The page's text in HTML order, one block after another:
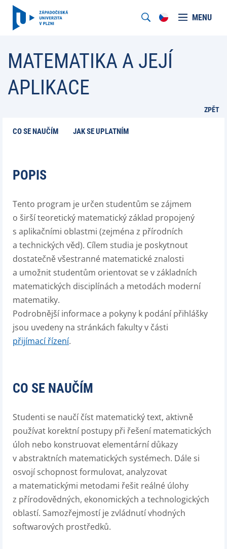
MENU
MATEMATIKA A JEJÍ
APLIKACE
ZPĚT
CO SE NAUČÍM JAK SE UPLATNÍM
POPIS
Tento program je určen studentům se zájmem
o širší teoretický matematický základ propojený
s aplikačními oblastmi (zejména z přírodních
a technických věd). Cílem studia je poskytnout
dostatečně všestranné matematické znalosti
a umožnit studentům orientovat se v základních
matematických disciplínách a metodách moderní
matematiky.
Podrobnější informace a pokyny k podání přihlášky
jsou uvedeny na stránkách fakulty v části
přijímací řízení.
CO SE NAUČÍM
Studenti se naučí číst matematický text, aktivně
používat korektní postupy při řešení matematických
úloh nebo konstruovat elementární důkazy
v abstraktních matematických systémech. Dále si
osvojí schopnost formulovat, analyzovat
a matematickými metodami řešit reálné úlohy
z přírodovědných, ekonomických a technologických
oblastí. Samozřejmostí je zvládnutí vhodných
softwarových prostředků.